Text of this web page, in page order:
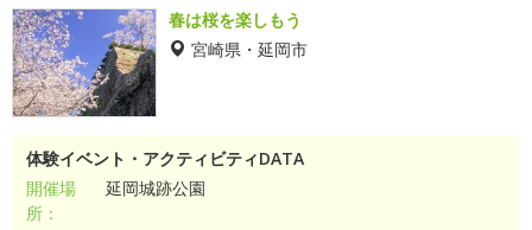
春は桜を楽しもう
宮崎県・延岡市
体験イベント・アクティビティDATA
開催場
所：
延岡城跡公園